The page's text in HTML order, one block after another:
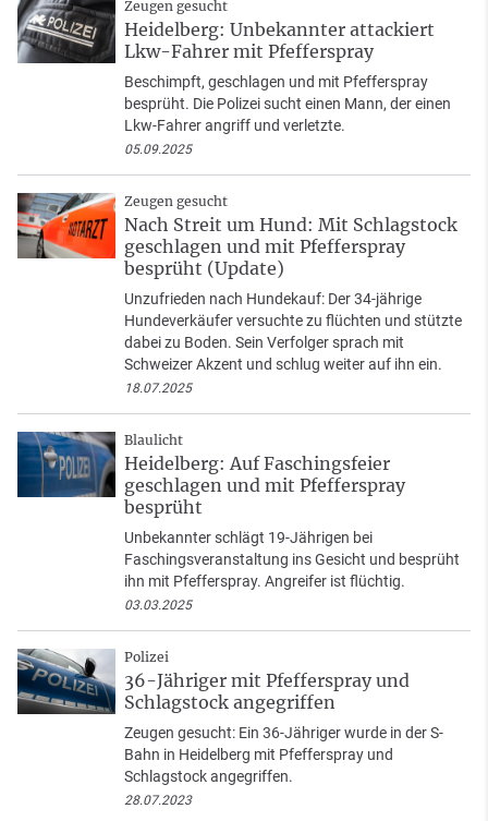
Zeugen gesucht
Heidelberg: Unbekannter attackiert
Lkw-Fahrer mit Pfefferspray
Beschimpft, geschlagen und mit Pfefferspray
besprüht. Die Polizei sucht einen Mann, der einen
Lkw-Fahrer angriff und verletzte.
05.09.2025
Zeugen gesucht
Nach Streit um Hund: Mit Schlagstock
geschlagen und mit Pfefferspray
besprüht (Update)
Unzufrieden nach Hundekauf: Der 34-jährige
Hundeverkäufer versuchte zu flüchten und stützte
dabei zu Boden. Sein Verfolger sprach mit
Schweizer Akzent und schlug weiter auf ihn ein.
18.07.2025
Blaulicht
Heidelberg: Auf Faschingsfeier
geschlagen und mit Pfefferspray
besprüht
Unbekannter schlägt 19-Jährigen bei
Faschingsveranstaltung ins Gesicht und besprüht
ihn mit Pfefferspray. Angreifer ist flüchtig.
03.03.2025
Polizei
36-Jähriger mit Pfefferspray und
Schlagstock angegriffen
Zeugen gesucht: Ein 36-Jähriger wurde in der S-
Bahn in Heidelberg mit Pfefferspray und
Schlagstock angegriffen.
28.07.2023